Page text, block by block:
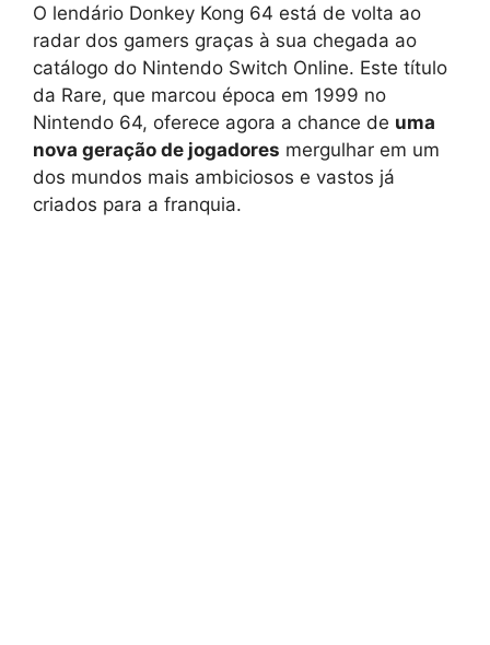
O lendário Donkey Kong 64 está de volta ao
radar dos gamers graças à sua chegada ao
catálogo do Nintendo Switch Online. Este título
da Rare, que marcou época em 1999 no
Nintendo 64, oferece agora a chance de uma
nova geração de jogadores mergulhar em um
dos mundos mais ambiciosos e vastos já
criados para a franquia.